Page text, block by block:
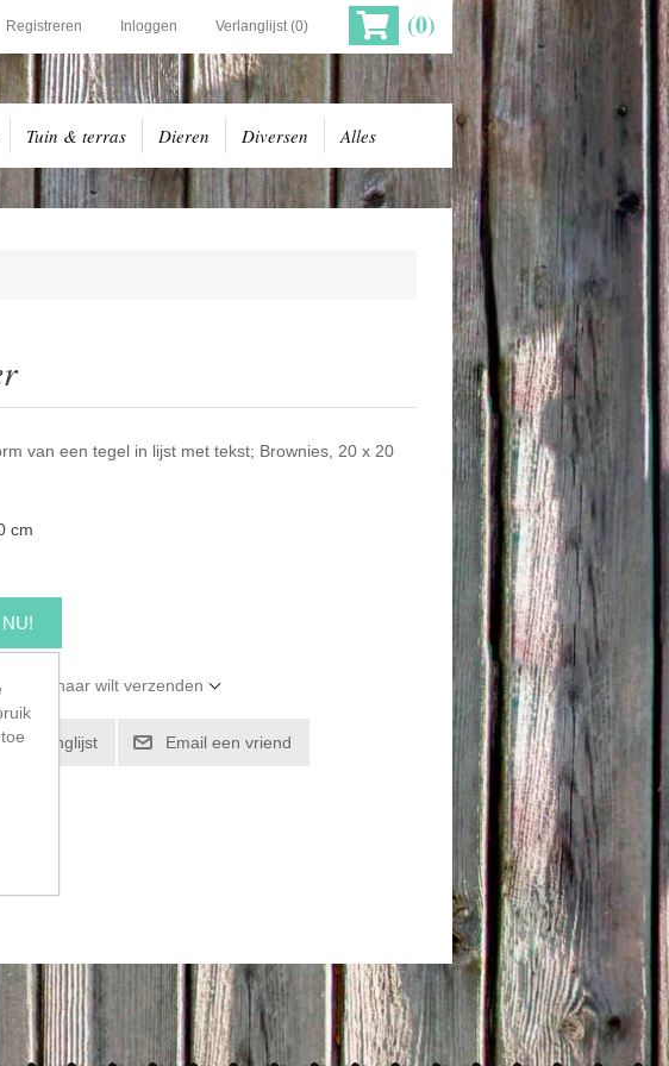
Registreren Inloggen Verlanglijst (0) (0)
Tuin & terras Dieren Diversen Alles
van een tegel in lijst met tekst; Brownies, 20 x 20
cm
u naar wilt verzenden
verlanglijst Email een vriend